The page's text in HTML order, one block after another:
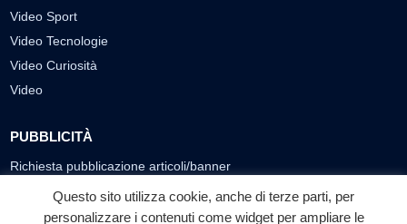
Video Sport
Video Tecnologie
Video Curiosità
Video
PUBBLICITÀ
Richiesta pubblicazione articoli/banner
SEGUICI SUI SOCIAL
Questo sito utilizza cookie, anche di terze parti, per
personalizzare i contenuti come widget per ampliare le